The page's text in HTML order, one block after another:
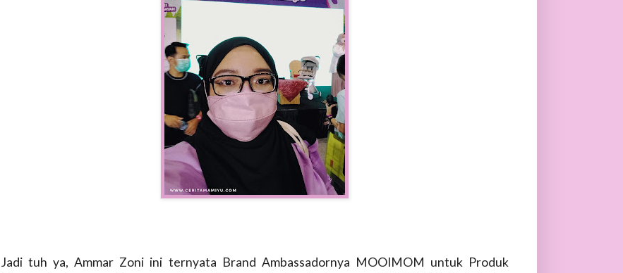
Jadi tuh ya, Ammar Zoni ini ternyata Brand Ambassadornya MOOIMOM untuk Produk